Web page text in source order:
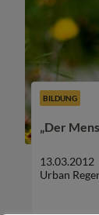
BILDUNG
„Der
13.03.2012
Urban